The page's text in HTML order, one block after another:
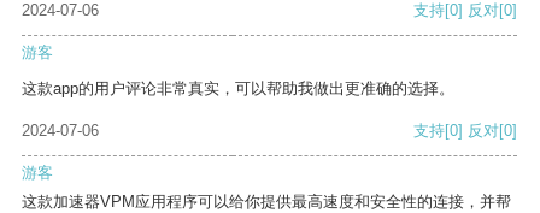
2024-07-06
支持[0] 反对[0]
游客
这款app的用户评论非常真实，可以帮助我做出更准确的选择。
2024-07-06 支持[0] 反对[0]
游客
这款加速器VPM应用程序可以给你提供最高速度和安全性的连接，并帮